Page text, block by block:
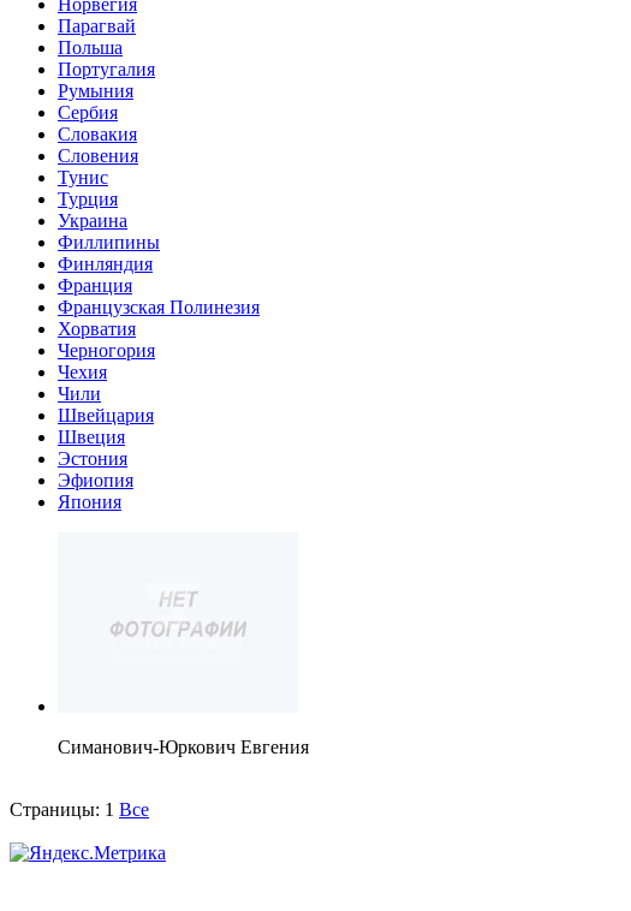
Норвегия
Парагвай
Польша
Португалия
Румыния
Сербия
Словакия
Словения
Тунис
Турция
Украина
Филлипины
Финляндия
Франция
Французская Полинезия
Хорватия
Черногория
Чехия
Чили
Швейцария
Швеция
Эстония
Эфиопия
Япония
Симанович-Юркович Евгения
Страницы: 1 Все